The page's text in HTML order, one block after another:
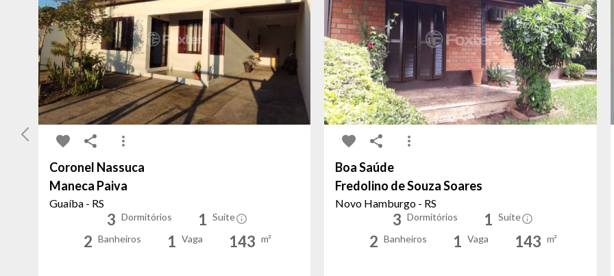
Coronel Nassuca
Maneca Paiva
Guaíba - RS
3 Dormitórios 1 Suíte
2 Banheiros 1 Vaga 143 m²
Boa Saúde
Fredolino de Souza Soares
Novo Hamburgo - RS
3 Dormitórios 1 Suíte
2 Banheiros 1 Vaga 143 m²